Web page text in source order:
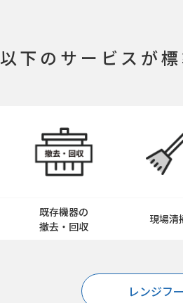
以下のサービスが
既存機器の
撤去・回収
現場清
レンジフ